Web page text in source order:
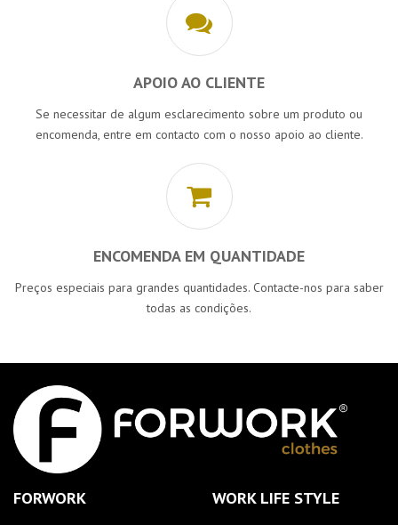
APOIO AO CLIENTE
Se necessitar de algum esclarecimento sobre um produto ou
encomenda, entre em contacto com o nosso apoio ao cliente.
ENCOMENDA EM QUANTIDADE
Preços especiais para grandes quantidades. Contacte-nos para saber
todas as condições.
FORWORK WORK LIFE STYLE